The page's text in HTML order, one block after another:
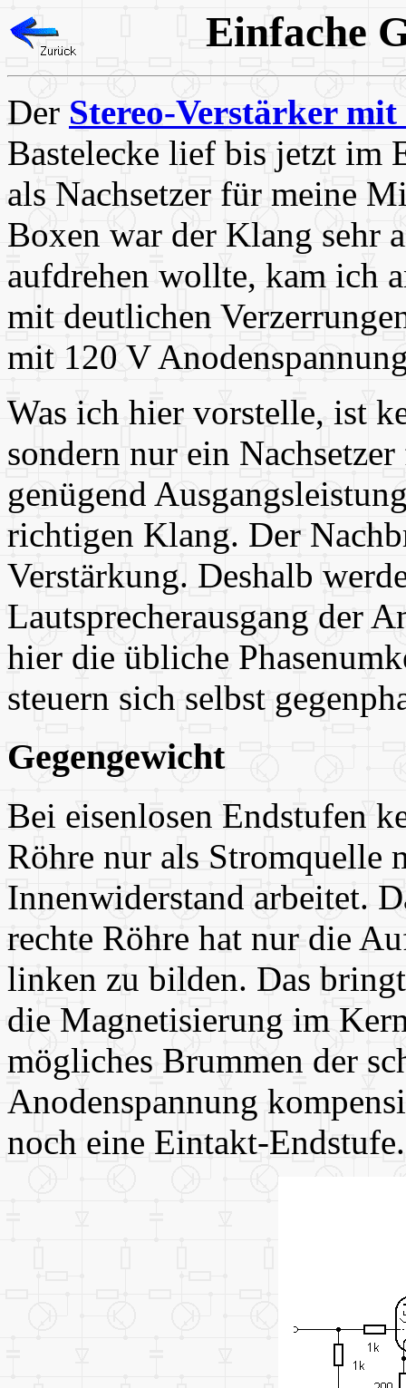
Einfache
Der Stereo-Verstärker
Bastelecke lief bis jetzt im
als Nachsetzer für meine
Boxen war der Klang sehr
aufdrehen wollte, kam ich
mit deutlichen
mit 120 V
Was ich hier vorstelle, ist
sondern nur ein
genügend
richtigen Klang. Der
Verstärkung. Deshalb
Lautsprecherausgang der
hier die übliche
steuern sich selbst
Gegengewicht
Bei eisenlosen Endstufen
Röhre nur als Stromquelle
Innenwiderstand arbeitet.
rechte Röhre hat nur die
linken zu bilden. Das
die Magnetisierung im
mögliches Brummen der
Anodenspannung
noch eine Eintakt-Endstufe.